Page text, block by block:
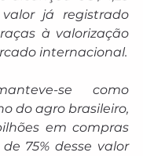
já registrado
à valorização
internacional.
se como
do agro brasileiro,
em compras
75% desse valor